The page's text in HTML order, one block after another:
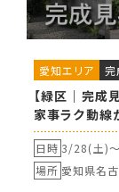
愛知エリア 完
【緑区｜完成
家事ラク動線
日時 3/28(土)〜
場所 愛知県名